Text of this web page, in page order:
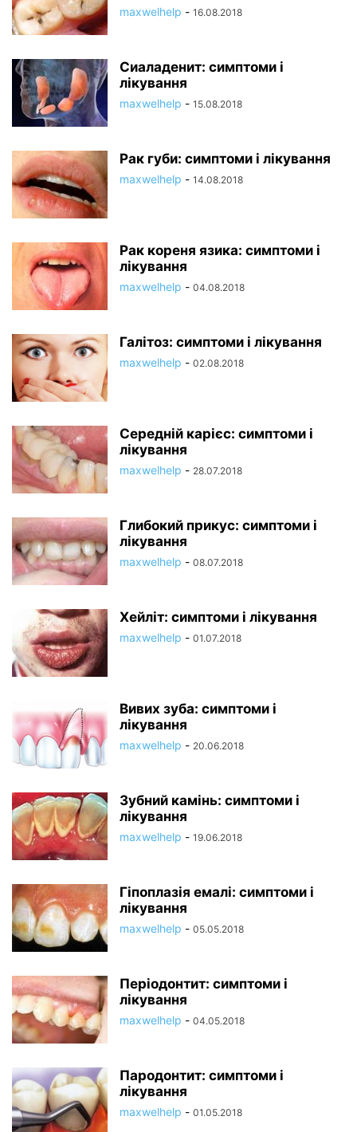
maxwelhelp - 16.08.2018
Сиаладенит: симптоми і
лікування
maxwelhelp - 15.08.2018
Рак губи: симптоми і лікування
maxwelhelp - 14.08.2018
Рак кореня язика: симптоми і
лікування
maxwelhelp - 04.08.2018
Галітоз: симптоми і лікування
maxwelhelp - 02.08.2018
Середній карієс: симптоми і
лікування
maxwelhelp - 28.07.2018
Глибокий прикус: симптоми і
лікування
maxwelhelp - 08.07.2018
Хейліт: симптоми і лікування
maxwelhelp - 01.07.2018
Вивих зуба: симптоми і
лікування
maxwelhelp - 20.06.2018
Зубний камінь: симптоми і
лікування
maxwelhelp - 19.06.2018
Гіпоплазія емалі: симптоми і
лікування
maxwelhelp - 05.05.2018
Періодонтит: симптоми і
лікування
maxwelhelp - 04.05.2018
Пародонтит: симптоми і
лікування
maxwelhelp - 01.05.2018